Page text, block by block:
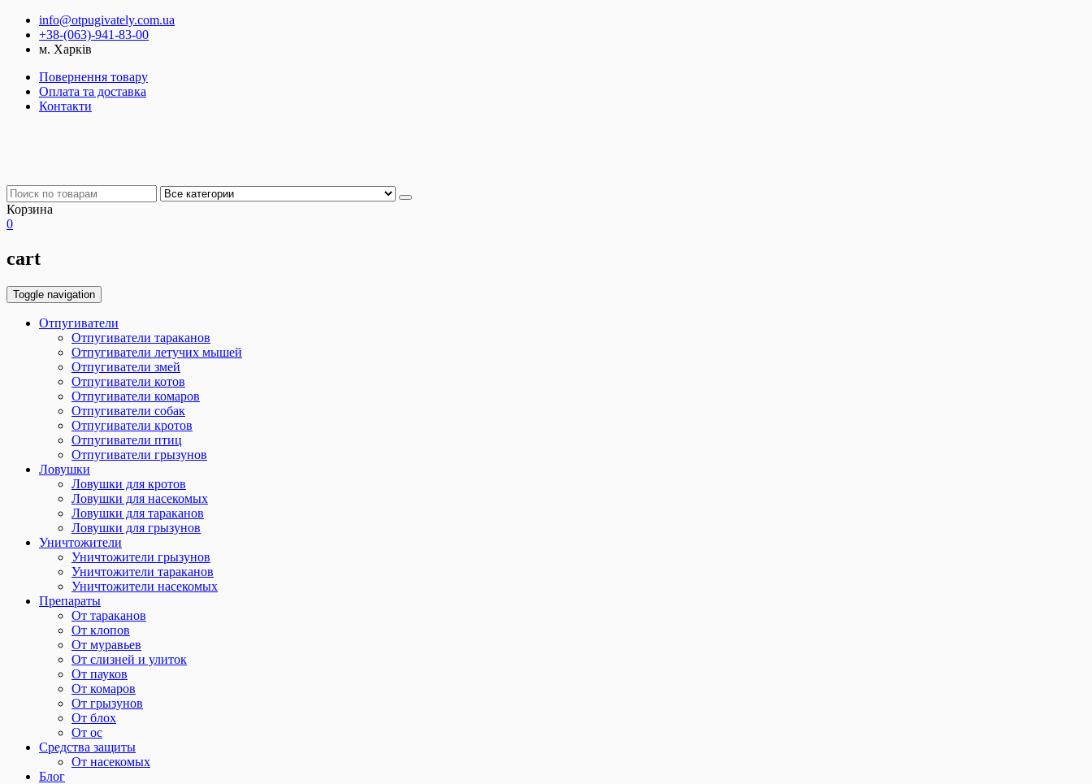
info@otpugivately.com.ua
+38-(063)-941-83-00
м. Харків
Повернення товару
Оплата та доставка
Контакти
Корзина
0
cart
Toggle navigation
Отпугиватели
Отпугиватели тараканов
Отпугиватели летучих мышей
Отпугиватели змей
Отпугиватели котов
Отпугиватели комаров
Отпугиватели собак
Отпугиватели кротов
Отпугиватели птиц
Отпугиватели грызунов
Ловушки
Ловушки для кротов
Ловушки для насекомых
Ловушки для тараканов
Ловушки для грызунов
Уничтожители
Уничтожители грызунов
Уничтожители тараканов
Уничтожители насекомых
Препараты
От тараканов
От клопов
От муравьев
От слизней и улиток
От пауков
От комаров
От грызунов
От блох
От ос
Средства защиты
От насекомых
Блог